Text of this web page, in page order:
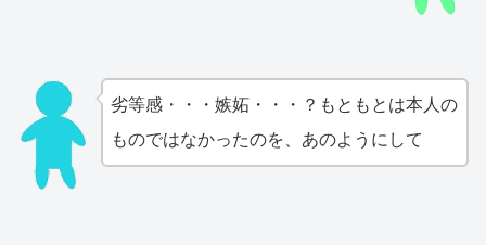
劣等感・・・嫉妬・・・？もともとは本人の
ものではなかったのを、あのようにして